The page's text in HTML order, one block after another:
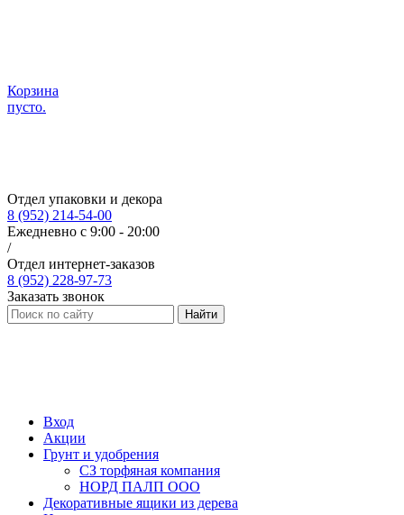
Корзина
пусто.
Отдел упаковки и декора
8 (952) 214-54-00
Ежедневно с 9:00 - 20:00
/
Отдел интернет-заказов
8 (952) 228-97-73
Заказать звонок
Найти
Вход
Акции
Грунт и удобрения
СЗ торфяная компания
НОРД ПАЛП ООО
Декоративные ящики из дерева